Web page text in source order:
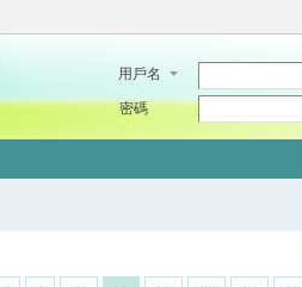
用戶名
密碼